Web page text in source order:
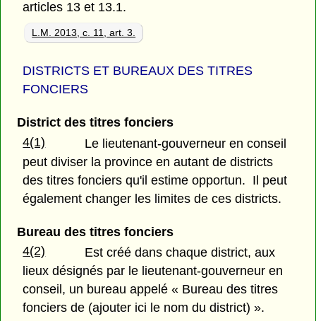
articles 13 et 13.1.
L.M. 2013, c. 11, art. 3.
DISTRICTS ET BUREAUX DES TITRES
FONCIERS
District des titres fonciers
4(1)
Le lieutenant-gouverneur en conseil
peut diviser la province en autant de districts
des titres fonciers qu'il estime opportun. Il peut
également changer les limites de ces districts.
Bureau des titres fonciers
4(2)
Est créé dans chaque district, aux
lieux désignés par le lieutenant-gouverneur en
conseil, un bureau appelé « Bureau des titres
fonciers de (ajouter ici le nom du district) ».